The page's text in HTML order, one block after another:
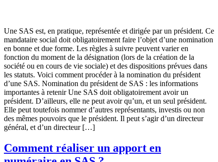
Une SAS est, en pratique, représentée et dirigée par un président. Ce
mandataire social doit obligatoirement faire l’objet d’une nomination
en bonne et due forme. Les règles à suivre peuvent varier en
fonction du moment de la désignation (lors de la création de la
société ou en cours de vie sociale) et des dispositions prévues dans
les statuts. Voici comment procéder à la nomination du président
d’une SAS. Nomination du président de SAS : les informations
importantes à retenir Une SAS doit obligatoirement avoir un
président. D’ailleurs, elle ne peut avoir qu’un, et un seul président.
Elle peut toutefois nommer d’autres représentants, investis ou non
des mêmes pouvoirs que le président. Il peut s’agir d’un directeur
général, et d’un directeur […]
Comment réaliser un apport en